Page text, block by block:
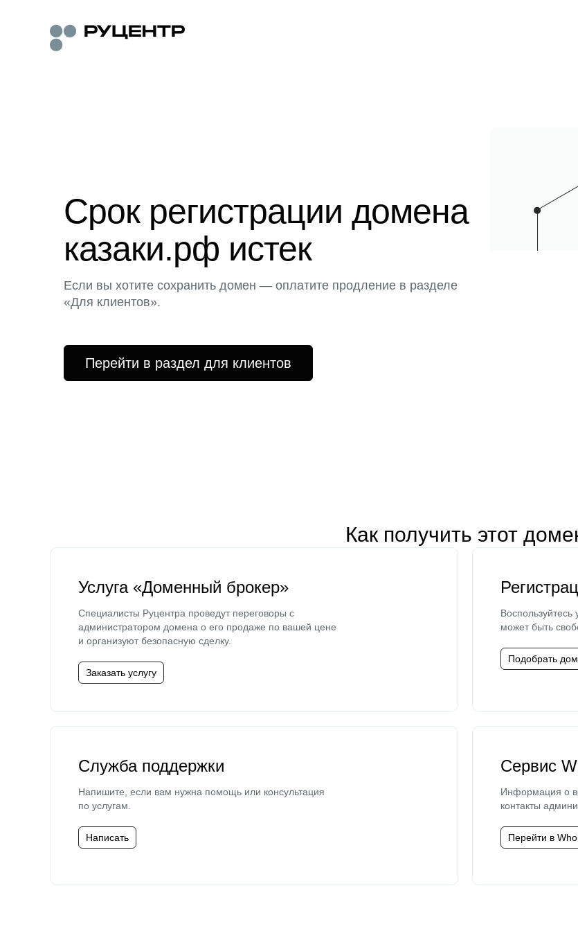
Срок регистрации домена
казаки.рф истек
Если вы хотите сохранить домен — оплатите продление в разделе
«Для клиентов».
Перейти в раздел для клиентов
Как получить этот
Услуга «Доменный брокер»
Специалисты Руцентра проведут переговоры с
администратором домена о его продаже по вашей цене
и организуют безопасную сделку.
Заказать услугу
может быть
Подобрать
Служба поддержки
Напишите, если вам нужна помощь или консультация
по услугам.
Написать
Сервис
Информация о
контакты
Перейти в